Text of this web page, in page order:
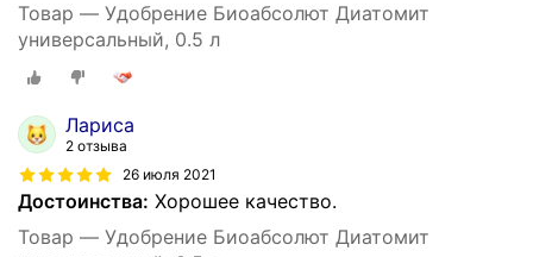
Товар — Удобрение Биоабсолют Диатомит
универсальный, 0.5 л
Лариса
2 отзыва
26 июля 2021
Достоинства: Хорошее качество.
Товар — Удобрение Биоабсолют Диатомит